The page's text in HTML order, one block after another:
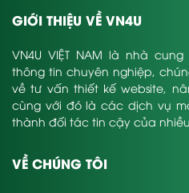
GIỚI THIỆU VỀ VN4U
VN4U VIỆT NAM là nhà
thông tin chuyên nghiệp,
về tư vấn thiết kế website,
cùng với đó là các dịch vụ
thành đối tác tin cậy của
VỀ CHÚNG TÔI